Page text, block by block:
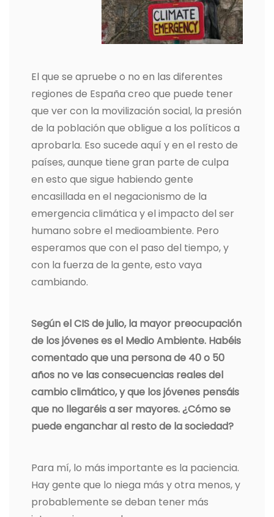
El que se apruebe o no en las diferentes
regiones de España creo que puede tener
que ver con la movilización social, la presión
de la población que obligue a los políticos a
aprobarla. Eso sucede aquí y en el resto de
países, aunque tiene gran parte de culpa
en esto que sigue habiendo gente
encasillada en el negacionismo de la
emergencia climática y el impacto del ser
humano sobre el medioambiente. Pero
esperamos que con el paso del tiempo, y
con la fuerza de la gente, esto vaya
cambiando.
Según el CIS de julio, la mayor preocupación
de los jóvenes es el Medio Ambiente. Habéis
comentado que una persona de 40 o 50
años no ve las consecuencias reales del
cambio climático, y que los jóvenes pensáis
que no llegaréis a ser mayores. ¿Cómo se
puede enganchar al resto de la sociedad?
Para mí, lo más importante es la paciencia.
Hay gente que lo niega más y otra menos, y
probablemente se deban tener más